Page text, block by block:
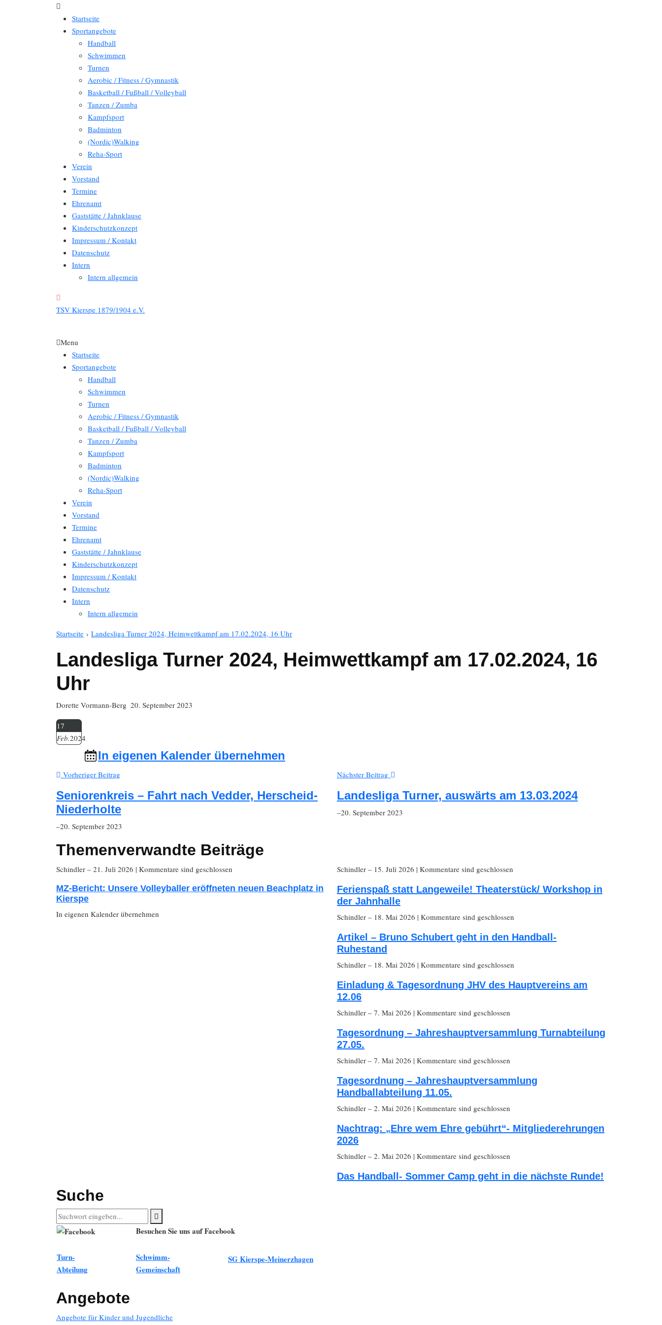
Startseite
Sportangebote
Handball
Schwimmen
Turnen
Aerobic / Fitness / Gymnastik
Basketball / Fußball / Volleyball
Tanzen / Zumba
Kampfsport
Badminton
(Nordic)Walking
Reha-Sport
Verein
Vorstand
Termine
Ehrenamt
Gaststätte / Jahnklause
Kinderschutzkonzept
Impressum / Kontakt
Datenschutz
Intern
Intern allgemein
TSV Kierspe 1879/1904 e.V.
Menu
Startseite
Sportangebote
Handball
Schwimmen
Turnen
Aerobic / Fitness / Gymnastik
Basketball / Fußball / Volleyball
Tanzen / Zumba
Kampfsport
Badminton
(Nordic)Walking
Reha-Sport
Verein
Vorstand
Termine
Ehrenamt
Gaststätte / Jahnklause
Kinderschutzkonzept
Impressum / Kontakt
Datenschutz
Intern
Intern allgemein
Startseite › Landesliga Turner 2024, Heimwettkampf am 17.02.2024, 16 Uhr
Landesliga Turner 2024, Heimwettkampf am 17.02.2024, 16
Uhr
Dorette Vormann-Berg 20. September 2023
17
Feb.2024
In eigenen Kalender übernehmen
Vorheriger Beitrag
Seniorenkreis – Fahrt nach Vedder, Herscheid-
Niederholte
–20. September 2023
Nächster Beitrag
Landesliga Turner, auswärts am 13.03.2024
–20. September 2023
Themenverwandte Beiträge
Schindler – 21. Juli 2026 | Kommentare sind geschlossen
MZ-Bericht: Unsere Volleyballer eröffneten neuen Beachplatz in
Kierspe
In eigenen Kalender übernehmen
Schindler – 15. Juli 2026 | Kommentare sind geschlossen
Ferienspaß statt Langeweile! Theaterstück/ Workshop in
der Jahnhalle
Schindler – 18. Mai 2026 | Kommentare sind geschlossen
Artikel – Bruno Schubert geht in den Handball-
Ruhestand
Schindler – 18. Mai 2026 | Kommentare sind geschlossen
Einladung & Tagesordnung JHV des Hauptvereins am
12.06
Schindler – 7. Mai 2026 | Kommentare sind geschlossen
Tagesordnung – Jahreshauptversammlung Turnabteilung
27.05.
Schindler – 7. Mai 2026 | Kommentare sind geschlossen
Tagesordnung – Jahreshauptversammlung
Handballabteilung 11.05.
Schindler – 2. Mai 2026 | Kommentare sind geschlossen
Nachtrag: „Ehre wem Ehre gebührt“- Mitgliederehrungen
2026
Schindler – 2. Mai 2026 | Kommentare sind geschlossen
Das Handball- Sommer Camp geht in die nächste Runde!
Suche
Besuchen Sie uns auf Facebook
Turn-
Abteilung
Schwimm-
Gemeinschaft
SG Kierspe-Meinerzhagen
Angebote
Angebote für Kinder und Jugendliche